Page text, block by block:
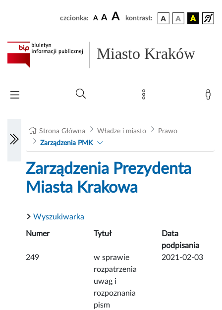
czcionka: A A A kontrast:
Miasto Kraków
Strona Główna Władze i miasto
Prawo
Zarządzenia PMK
Zarządzenia Prezydenta
Miasta Krakowa
Wyszukiwarka
Numer Tytuł
Data
podpisania
249
w sprawie
rozpatrzenia
uwag i
rozpoznania
pism
2021-02-03